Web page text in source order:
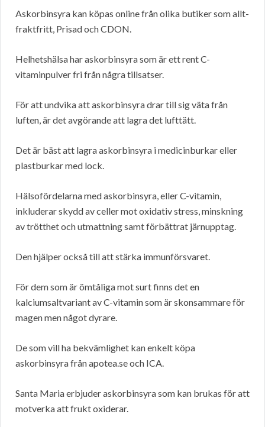
Askorbinsyra kan köpas online från olika butiker som allt-
fraktfritt, Prisad och CDON.
Helhetshälsa har askorbinsyra som är ett rent C-
vitaminpulver fri från några tillsatser.
För att undvika att askorbinsyra drar till sig väta från
luften, är det avgörande att lagra det lufttätt.
Det är bäst att lagra askorbinsyra i medicinburkar eller
plastburkar med lock.
Hälsofördelarna med askorbinsyra, eller C-vitamin,
inkluderar skydd av celler mot oxidativ stress, minskning
av trötthet och utmattning samt förbättrat järnupptag.
Den hjälper också till att stärka immunförsvaret.
För dem som är ömtåliga mot surt finns det en
kalciumsaltvariant av C-vitamin som är skonsammare för
magen men något dyrare.
De som vill ha bekvämlighet kan enkelt köpa
askorbinsyra från apotea.se och ICA.
Santa Maria erbjuder askorbinsyra som kan brukas för att
motverka att frukt oxiderar.